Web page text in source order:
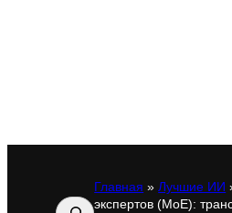
Поиск
Главная » Лучшие ИИ
экспертов (MoE):